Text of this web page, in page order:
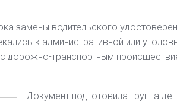
замены водительского
к административной или
дорожно-транспортным
Документ подготовила группа